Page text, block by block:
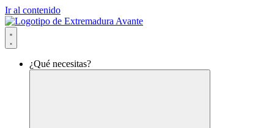
Ir al contenido
¿Qué necesitas?